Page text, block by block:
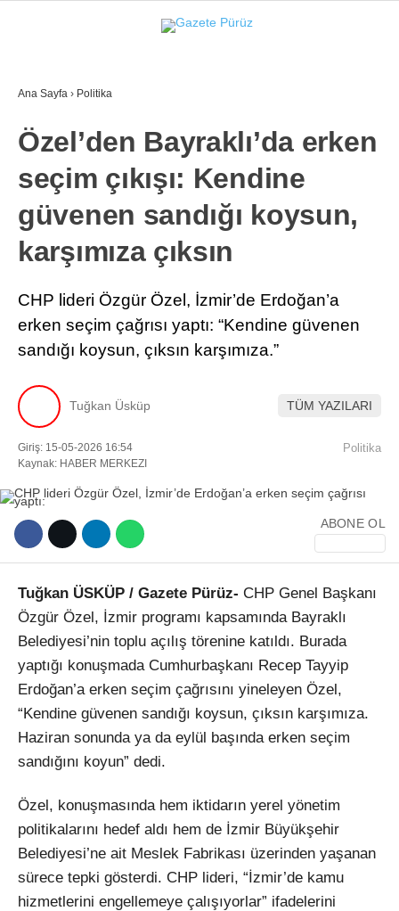
WhatsApp İhbar Hattı
TikTok
YEREL YÖNETIMLER
GÜNCEL
EKONOMI
POLITIKA
KÜLTÜR-SANAT
DIĞER
Ana Sayfa › Politika
Özel’den Bayraklı’da erken
seçim çıkışı: Kendine
güvenen sandığı koysun,
karşımıza çıksın
CHP lideri Özgür Özel, İzmir’de Erdoğan’a
erken seçim çağrısı yaptı: “Kendine güvenen
sandığı koysun, çıksın karşımıza.”
Tuğkan Üsküp TÜM YAZILARI
Giriş: 15-05-2026 16:54
Kaynak: HABER MERKEZI
Politika
ABONE OL
Tuğkan ÜSKÜP / Gazete Pürüz- CHP Genel Başkanı
Özgür Özel, İzmir programı kapsamında Bayraklı
Belediyesi’nin toplu açılış törenine katıldı. Burada
yaptığı konuşmada Cumhurbaşkanı Recep Tayyip
Erdoğan’a erken seçim çağrısını yineleyen Özel,
“Kendine güvenen sandığı koysun, çıksın karşımıza.
Haziran sonunda ya da eylül başında erken seçim
sandığını koyun” dedi.
Özel, konuşmasında hem iktidarın yerel yönetim
politikalarını hedef aldı hem de İzmir Büyükşehir
Belediyesi’ne ait Meslek Fabrikası üzerinden yaşanan
sürece tepki gösterdi. CHP lideri, “İzmir’de kamu
hizmetlerini engellemeye çalışıyorlar” ifadelerini